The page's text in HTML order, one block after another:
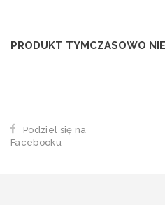
PRODUKT TYMCZASOWO
Podziel się na
Facebooku